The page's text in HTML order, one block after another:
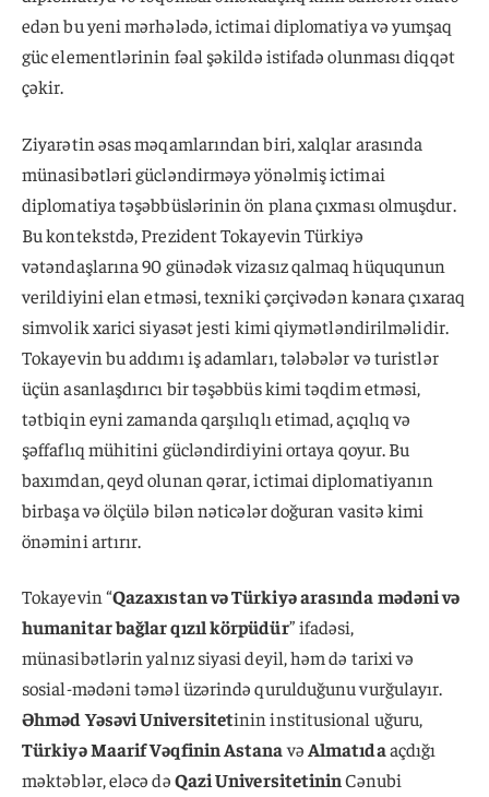
edən bu yeni mərhələdə, ictimai diplomatiya və yumşaq
güc elementlərinin fəal şəkildə istifadə olunması diqqət
çəkir.
Ziyarətin əsas məqamlarından biri, xalqlar arasında
münasibətləri gücləndirməyə yönəlmiş ictimai
diplomatiya təşəbbüslərinin ön plana çıxması olmuşdur.
Bu kontekstdə, Prezident Tokayevin Türkiyə
vətəndaşlarına 90 günədək vizasız qalmaq hüququnun
verildiyini elan etməsi, texniki çərçivədən kənara çıxaraq
simvolik xarici siyasət jesti kimi qiymətləndirilməlidir.
Tokayevin bu addımı iş adamları, tələbələr və turistlər
üçün asanlaşdırıcı bir təşəbbüs kimi təqdim etməsi,
tətbiqin eyni zamanda qarşılıqlı etimad, açıqlıq və
şəffaflıq mühitini gücləndirdiyini ortaya qoyur. Bu
baxımdan, qeyd olunan qərar, ictimai diplomatiyanın
birbaşa və ölçülə bilən nəticələr doğuran vasitə kimi
önəmini artırır.
Tokayevin “Qazaxıstan və Türkiyə arasında mədəni və
humanitar bağlar qızıl körpüdür” ifadəsi,
münasibətlərin yalnız siyasi deyil, həm də tarixi və
sosial-mədəni təməl üzərində qurulduğunu vurğulayır.
Əhməd Yəsəvi Universitetinin institusional uğuru,
Türkiyə Maarif Vəqfinin Astanavə Almatıdaaçdığı
məktəblər, eləcə dəQazi UniversitetininCənubi